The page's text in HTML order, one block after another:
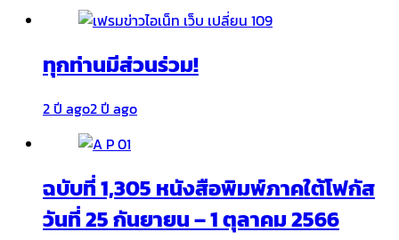
ทุกท่านมีส่วนร่วม!
2 ปี ago2 ปี ago
ฉบับที่ 1,305 หนังสือพิมพ์ภาคใต้โฟกัส
วันที่ 25 กันยายน – 1 ตุลาคม 2566